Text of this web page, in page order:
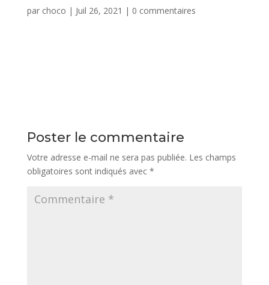
par choco | Juil 26, 2021 | 0 commentaires
Poster le commentaire
Votre adresse e-mail ne sera pas publiée. Les champs
obligatoires sont indiqués avec *